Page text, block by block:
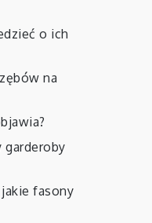
o ich
na
garderoby
fasony